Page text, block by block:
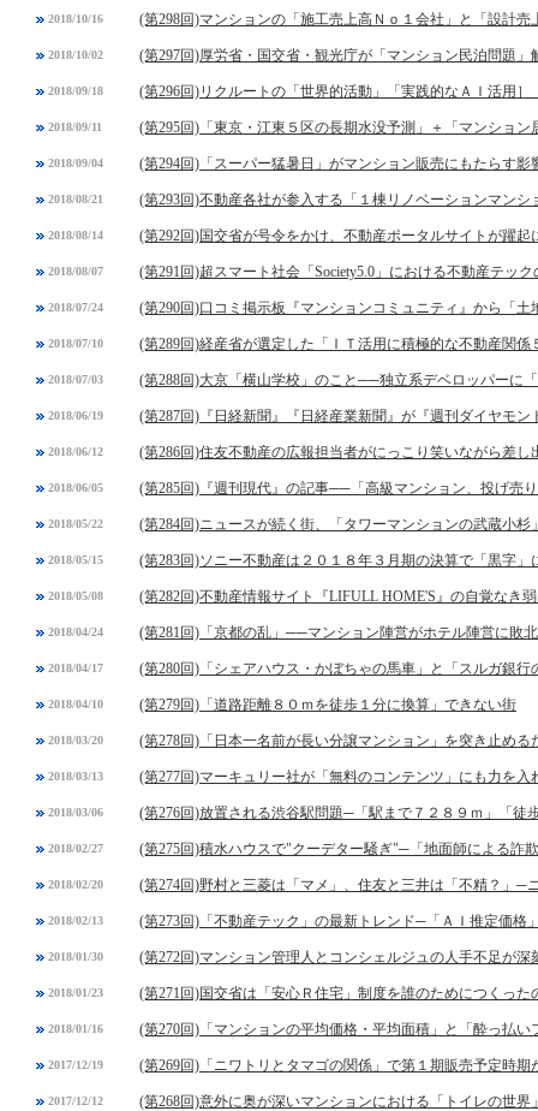
2018/10/16 (第298回)マンションの「施工売上高Ｎｏ１会社」と「設計売
2018/10/02 (第297回)厚労省・国交省・観光庁が「マンション民泊問題」
2018/09/18 (第296回)リクルートの「世界的活動」「実践的なＡＩ活用
2018/09/11 (第295回)「東京・江東５区の長期水没予測」＋「マンショ
2018/09/04 (第294回)「スーパー猛暑日」がマンション販売にもたらす影
2018/08/21 (第293回)不動産各社が参入する「１棟リノベーションマンシ
2018/08/14 (第292回)国交省が号令をかけ、不動産ポータルサイトが躍起
2018/08/07 (第291回)超スマート社会「Society5.0」における不動産テック
2018/07/24 (第290回)口コミ掲示板『マンションコミュニティ』から「土
2018/07/10 (第289回)経産省が選定した「ＩＴ活用に積極的な不動産関係
2018/07/03 (第288回)大京「横山学校」のこと──独立系デベロッパーに
2018/06/19 (第287回)『日経新聞』『日経産業新聞』が『週刊ダイヤモ
2018/06/12 (第286回)住友不動産の広報担当者がにっこり笑いながら差し
2018/06/05 (第285回)『週刊現代』の記事──「高級マンション、投げ売
2018/05/22 (第284回)ニュースが続く街、「タワーマンションの武蔵小杉
2018/05/15 (第283回)ソニー不動産は２０１８年３月期の決算で「黒字」
2018/05/08 (第282回)不動産情報サイト『LIFULL HOME'S』の自覚なき
2018/04/24 (第281回)「京都の乱」──マンション陣営がホテル陣営に敗北
2018/04/17 (第280回)「シェアハウス・かぼちゃの馬車」と「スルガ銀行
2018/04/10 (第279回)「道路距離８０ｍを徒歩１分に換算」できない街
2018/03/20 (第278回)「日本一名前が長い分譲マンション」を突き止める
2018/03/13 (第277回)マーキュリー社が「無料のコンテンツ」にも力を入
2018/03/06 (第276回)放置される渋谷駅問題─「駅まで７２８９ｍ」「徒
2018/02/27 (第275回)積水ハウスで"クーデター騒ぎ"─「地面師による詐
2018/02/20 (第274回)野村と三菱は「マメ」、住友と三井は「不精？」─
2018/02/13 (第273回)「不動産テック」の最新トレンド─「ＡＩ推定価格
2018/01/30 (第272回)マンション管理人とコンシェルジュの人手不足が深
2018/01/23 (第271回)国交省は「安心Ｒ住宅」制度を誰のためにつくった
2018/01/16 (第270回)「マンションの平均価格・平均面積」と「酔っ払
2017/12/19 (第269回)「ニワトリとタマゴの関係」で第１期販売予定時期
2017/12/12 (第268回)意外に奥が深いマンションにおける「トイレの世界